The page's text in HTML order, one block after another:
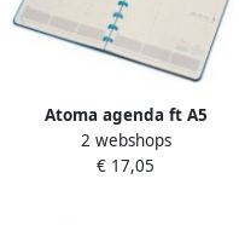
Atoma agenda ft A5
crèmekleurig papier 144
pagina&apos;s 1 week op 2
2 webshops
€ 17,05